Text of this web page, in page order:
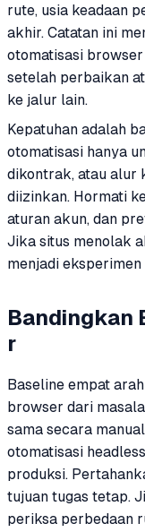
rute, usia keadaan
akhir. Catatan ini
otomatisasi
setelah perbaikan
ke jalur lain.
Kepatuhan adalah
otomatisasi hanya
dikontrak, atau alur
diizinkan. Hormati
aturan akun, dan
Jika situs menolak
menjadi
Bandingkan
r
Baseline empat
browser dari
sama secara
otomatisasi
produksi.
tujuan tugas tetap.
periksa perbedaan